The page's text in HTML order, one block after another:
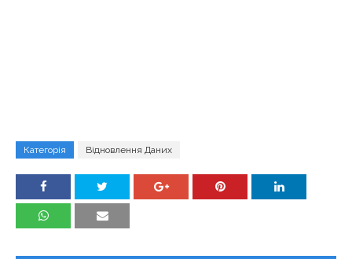
Категорія Відновлення Даних